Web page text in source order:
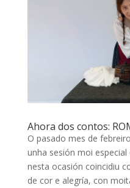
Ahora dos contos:
O pasado mes de
unha sesión moi
nesta ocasión coincidiu
de cor e alegría, con